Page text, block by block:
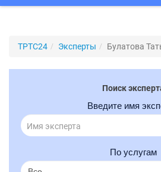
ТРТС24 Эксперты Булатова
Поиск
Введите имя
По услугам